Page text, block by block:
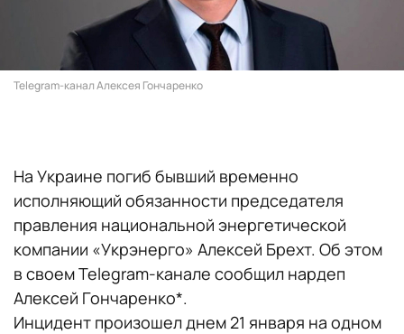
Telegram-канал Алексея Гончаренко
На Украине погиб бывший временно
исполняющий обязанности председателя
правления национальной энергетической
компании «Укрэнерго» Алексей Брехт. Об этом
в своем Telegram-канале сообщил нардеп
Алексей Гончаренко*.
Инцидент произошел днем 21 января на одном